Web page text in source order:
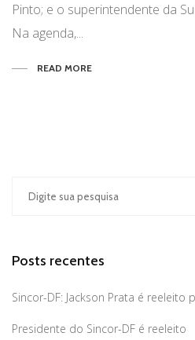
Pinto; e o superintendente da
Na agenda,...
READ MORE
Posts recentes
Sincor-DF: Jackson Prata é reeleito
Presidente do Sincor-DF é reeleito